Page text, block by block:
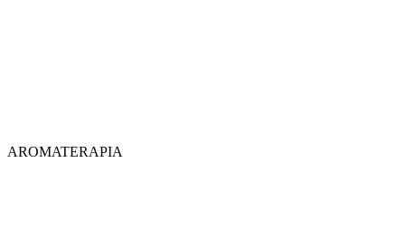
AROMATERAPIA